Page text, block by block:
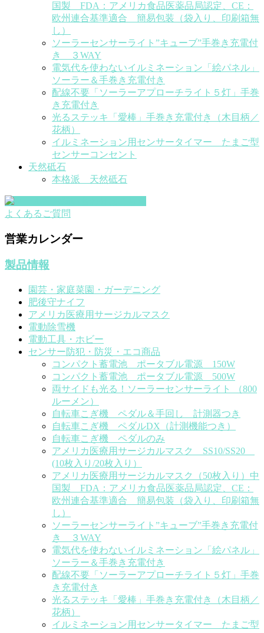
国製 FDA：アメリカ食品医薬品局認定、CE：
欧州連合基準適合 簡易包装（袋入り、印刷箱無
し）
ソーラーセンサーライト”キューブ”手巻き充電付
き ３WAY
電気代を使わないイルミネーション「絵パネル」
ソーラー＆手巻き充電付き
配線不要「ソーラーアプローチライト５灯」手巻
き充電付き
光るステッキ「愛棒」手巻き充電付き（木目柄／
花柄）
イルミネーション用センサータイマー たまご型
センサーコンセント
天然砥石
本格派 天然砥石
よくあるご質問
営業カレンダー
製品情報
園芸・家庭菜園・ガーデニング
肥後守ナイフ
アメリカ医療用サージカルマスク
電動除雪機
電動工具・ホビー
センサー防犯・防災・エコ商品
コンパクト蓄電池 ポータブル電源 150W
コンパクト蓄電池 ポータブル電源 500W
両サイドも光る！ソーラーセンサーライト （800
ルーメン）
自転車こぎ機 ペダル＆手回し 計測器つき
自転車こぎ機 ペダルDX（計測機能つき）
自転車こぎ機 ペダルのみ
アメリカ医療用サージカルマスク SS10/SS20
(10枚入り/20枚入り）
アメリカ医療用サージカルマスク（50枚入り）中
国製 FDA：アメリカ食品医薬品局認定、CE：
欧州連合基準適合 簡易包装（袋入り、印刷箱無
し）
ソーラーセンサーライト”キューブ”手巻き充電付
き ３WAY
電気代を使わないイルミネーション「絵パネル」
ソーラー＆手巻き充電付き
配線不要「ソーラーアプローチライト５灯」手巻
き充電付き
光るステッキ「愛棒」手巻き充電付き（木目柄／
花柄）
イルミネーション用センサータイマー たまご型